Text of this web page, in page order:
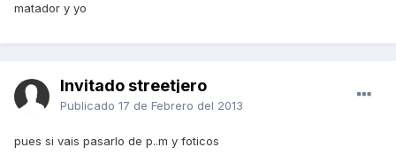
matador y yo
Invitado streetjero
Publicado 17 de Febrero del 2013
pues si vais pasarlo de p..m y foticos